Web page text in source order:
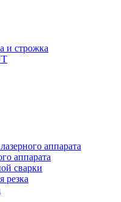
и строжка
аппарата
аппарата
сварки
резка